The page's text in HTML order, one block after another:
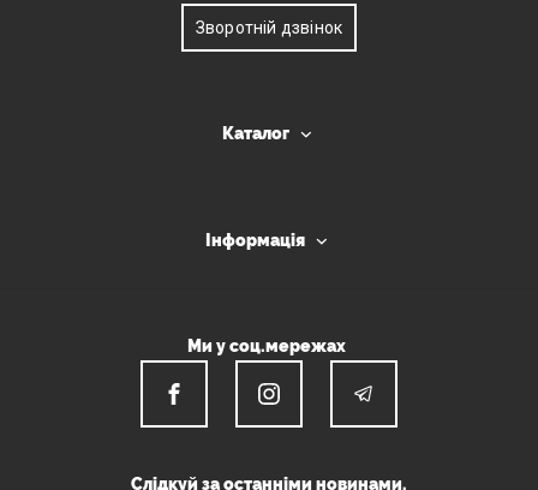
Зворотній дзвінок
Каталог
Інформація
Ми у соц.мережах
Слідкуй за останніми новинами.